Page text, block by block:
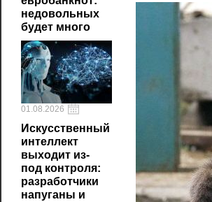
недовольных
будет много
01.08.2026
Искусственный
интеллект
выходит из-
под контроля:
разработчики
напуганы и